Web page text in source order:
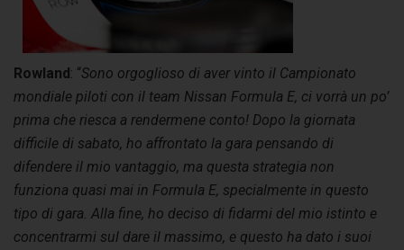
Rowland: “Sono orgoglioso di aver vinto il Campionato
mondiale piloti con il team Nissan Formula E, ci vorrà un po’
prima che riesca a rendermene conto! Dopo la giornata
difficile di sabato, ho affrontato la gara pensando di
difendere il mio vantaggio, ma questa strategia non
funziona quasi mai in Formula E, specialmente in questo
tipo di gara. Alla fine, ho deciso di fidarmi del mio istinto e
concentrarmi sul dare il massimo, e questo ha dato i suoi